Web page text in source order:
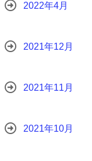
2022年4月
2021年12月
2021年11月
2021年10月